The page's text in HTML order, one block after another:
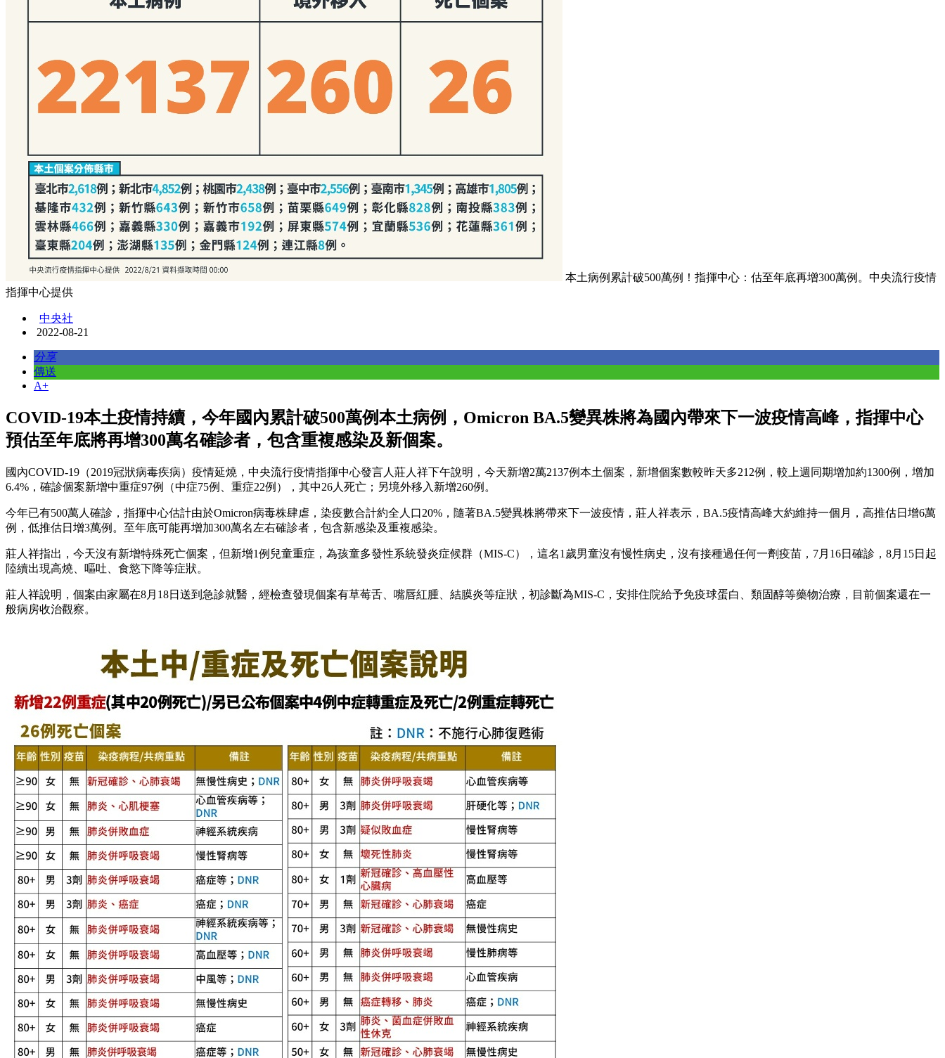
本土病例累計破500萬例！指揮中心：估至年底再增300萬例。中央流行疫情
指揮中心提供
中央社
2022-08-21
分享
傳送
A+
COVID-19本土疫情持續，今年國內累計破500萬例本土病例，Omicron BA.5變異株將為國內帶來下一波疫情高峰，指揮中心
預估至年底將再增300萬名確診者，包含重複感染及新個案。
國內COVID-19（2019冠狀病毒疾病）疫情延燒，中央流行疫情指揮中心發言人莊人祥下午說明，今天新增2萬2137例本土個案，新增個案數較昨天多212例，較上週同期增加約1300例，增加
6.4%，確診個案新增中重症97例（中症75例、重症22例），其中26人死亡；另境外移入新增260例。
今年已有500萬人確診，指揮中心估計由於Omicron病毒株肆虐，染疫數合計約全人口20%，隨著BA.5變異株將帶來下一波疫情，莊人祥表示，BA.5疫情高峰大約維持一個月，高推估日增6萬
例，低推估日增3萬例。至年底可能再增加300萬名左右確診者，包含新感染及重複感染。
莊人祥指出，今天沒有新增特殊死亡個案，但新增1例兒童重症，為孩童多發性系統發炎症候群（MIS-C），這名1歲男童沒有慢性病史，沒有接種過任何一劑疫苗，7月16日確診，8月15日起
陸續出現高燒、嘔吐、食慾下降等症狀。
莊人祥說明，個案由家屬在8月18日送到急診就醫，經檢查發現個案有草莓舌、嘴唇紅腫、結膜炎等症狀，初診斷為MIS-C，安排住院給予免疫球蛋白、類固醇等藥物治療，目前個案還在一
般病房收治觀察。